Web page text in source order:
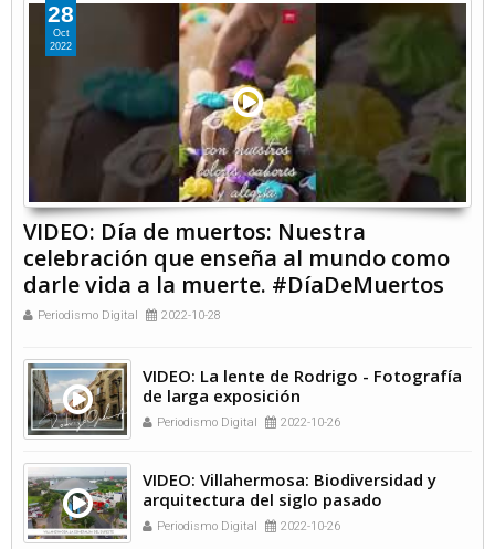
28
Oct
2022
VIDEO: Día de muertos: Nuestra
celebración que enseña al mundo como
darle vida a la muerte. #DíaDeMuertos
Periodismo Digital 2022-10-28
VIDEO: La lente de Rodrigo - Fotografía
de larga exposición
Periodismo Digital 2022-10-26
VIDEO: Villahermosa: Biodiversidad y
arquitectura del siglo pasado
Periodismo Digital 2022-10-26